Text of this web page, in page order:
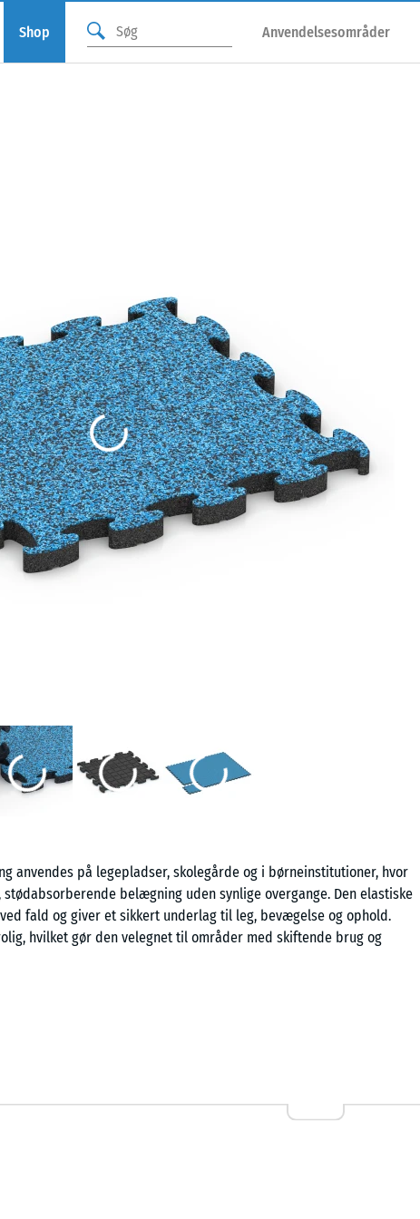
Shop Anvendelsesområder
anvendes på legepladser, skolegårde og i børneinstitutioner, hvor
belægning uden synlige overgange. Den elastiske
fald og giver et sikkert underlag til leg, bevægelse og ophold.
hvilket gør den velegnet til områder med skiftende brug og
helhedsindtrykket. Tilpasning udføres med stiksav eller rundsav, og